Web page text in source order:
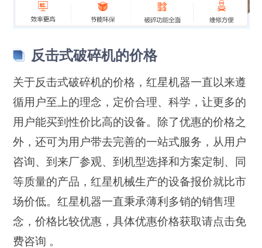
反击式破碎机的价格
关于反击式破碎机的价格，红星机器一直以来遵
循用户至上的理念，定价合理、科学，让更多的
用户能买到性价比高的设备。除了优惠的价格之
外，还可为用户带去完善的一站式服务，从用户
咨询、到来厂参观、到机型选择和方案定制、同
等质量的产品，红星机械生产的设备报价就比市
场价低。红星机器一直秉承薄利多销的销售理
念，价格比较优惠，具体优惠价格获取请点击免
费咨询 。